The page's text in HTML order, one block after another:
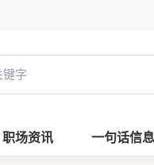
职场资讯 一句话信息